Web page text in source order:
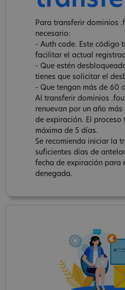
Para transferir dominios
necesario:
- Auth code. Este código
facilitar el actual
- Que estén
tienes que solicitar el
- Que tengan más de 60
Al transferir dominios
renuevan por un año
de expiración. El proceso
máxima de 5 días.
Se recomienda iniciar la
suficientes días de
fecha de expiración para
denegada.